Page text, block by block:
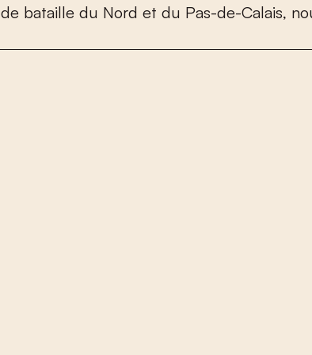
de bataille du Nord et du Pas-de-Calais, no